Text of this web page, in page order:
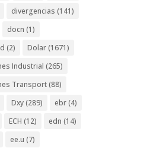
divergencias (141)
docn (1)
(2) Dolar (1671)
Industrial (265)
Transport (88)
Dxy (289) ebr (4)
ECH (12) edn (14)
ee.u (7)